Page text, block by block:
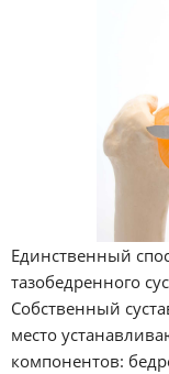
Единственный
тазобедренного
Собственный
место
компонентов: